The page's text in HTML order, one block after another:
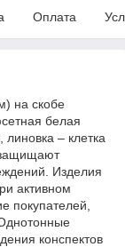
Оплата
на скобе
белая
– клетка
Изделия
активном
покупателей,
конспектов